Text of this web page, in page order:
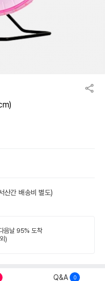
산간 배송비 별도)
음날 95% 도착
)
Q&A 0